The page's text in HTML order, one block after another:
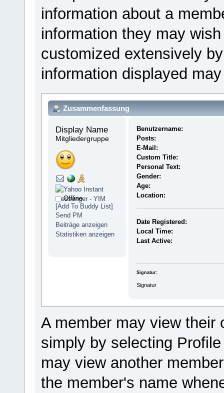
information about a
information they may
customized extensively
information displayed
Zusammenfassung
Display Name
Mitgliedergruppe
Offline
[Add To Buddy List]
Send PM
Beiträge anzeigen
Statistiken anzeigen
Benutzername:
Posts:
E-Mail:
Custom Title:
Personal Text:
Gender:
Age:
Location:
Date Registered:
Local Time:
Last Active:
Signatur:
Signatur
A member may view their
simply by selecting
may view another
the member's name